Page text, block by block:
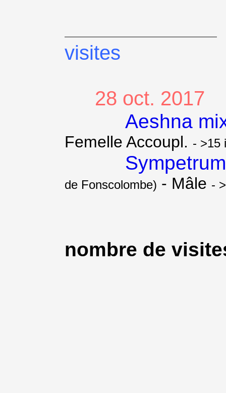
visites
28 oct. 2017
Aeshna
Femelle Accoupl. - >15
de Fonscolombe) - Mâle -
nombre de